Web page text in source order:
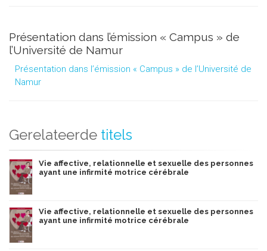
Présentation dans l’émission « Campus » de
l’Université de Namur
Présentation dans l’émission « Campus » de l’Université de
Namur
Gerelateerde titels
Vie affective, relationnelle et sexuelle des personnes
ayant une infirmité motrice cérébrale
Vie affective, relationnelle et sexuelle des personnes
ayant une infirmité motrice cérébrale